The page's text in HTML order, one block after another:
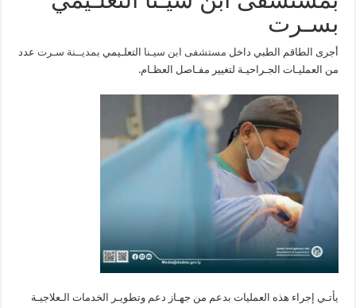
مغلقة
بسـرت
أجرى الطاقم الطبي داخل مستشفى ابن سيـنا التعلـيمي بمديــنة سـرت عدد
من العمليـات الجـراحيـة لتغيير مفـاصل العظـام.
يأتـي إجراء هذه العمليات بدعم من جهـاز دعم وتطويـر الخدمات الـعلاجيـة